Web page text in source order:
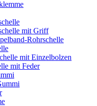
mit Griff
Rohrschelle
mit Einzelbolzen
mit Feder